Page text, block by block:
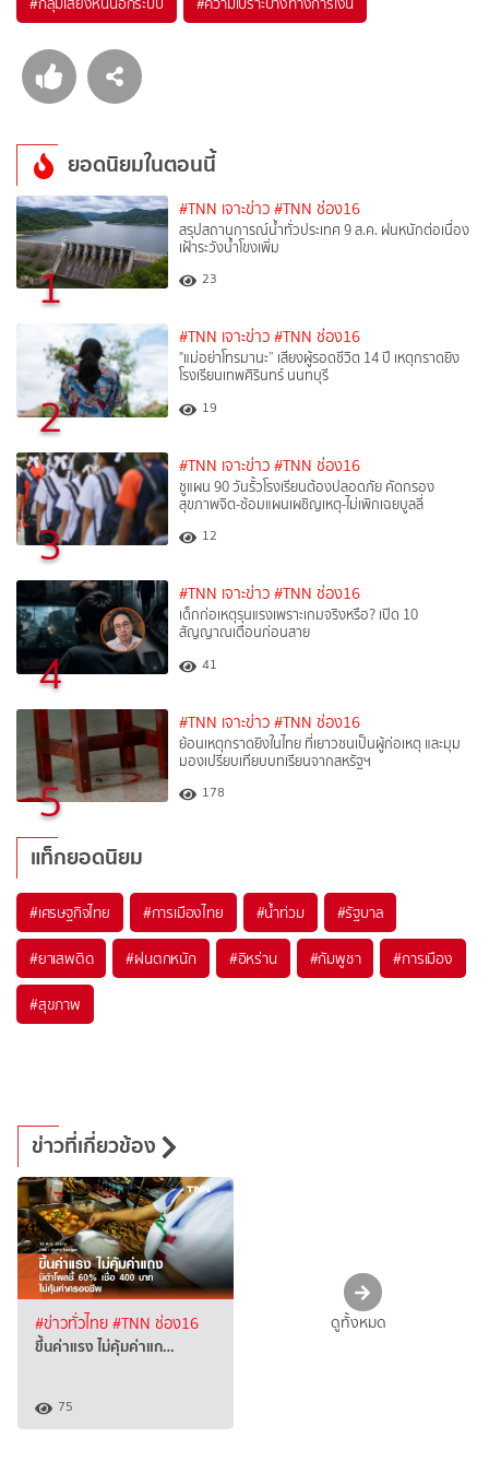
ยอดนิยมในตอนนี้
1
#TNN เจาะข่าว #TNN ช่อง16
สรุปสถานการณ์น้ำทั่วประเทศ 9 ส.ค. ฝนหนักต่อเนื่อง
เฝ้าระวังน้ำโขงเพิ่ม
23
2
#TNN เจาะข่าว #TNN ช่อง16
"แม่อย่าโทรมานะ” เสียงผู้รอดชีวิต 14 ปี เหตุกราดยิง
โรงเรียนเทพศิรินทร์ นนทบุรี
19
3
#TNN เจาะข่าว #TNN ช่อง16
ชูแผน 90 วันรั้วโรงเรียนต้องปลอดภัย คัดกรอง
สุขภาพจิต-ซ้อมแผนเผชิญเหตุ-ไม่เพิกเฉยบูลลี่
12
4
#TNN เจาะข่าว #TNN ช่อง16
เด็กก่อเหตุรุนแรงเพราะเกมจริงหรือ? เปิด 10
สัญญาณเตือนก่อนสาย
41
5
#TNN เจาะข่าว #TNN ช่อง16
ย้อนเหตุกราดยิงในไทย ที่เยาวชนเป็นผู้ก่อเหตุ และมุม
มองเปรียบเทียบบทเรียนจากสหรัฐฯ
178
แท็กยอดนิยม
#เศรษฐกิจไทย #การเมืองไทย #น้ำท่วม #รัฐบาล
#ยาเสพติด #ฝนตกหนัก #อิหร่าน #กัมพูชา #การเมือง
#สุขภาพ
ข่าวที่เกี่ยวข้อง
#ข่าวทั่วไทย#TNN ช่อง16
ขึ้นค่าแรง ไม่คุ้มค่าแก…
75
ดูทั้งหมด